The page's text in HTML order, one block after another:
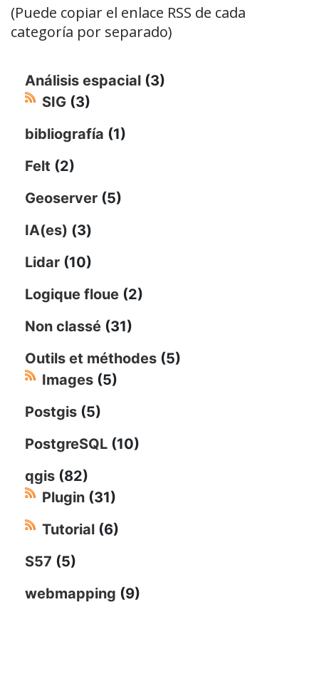
(Puede copiar el enlace RSS de cada
categoría por separado)
Análisis espacial (3)
SIG (3)
bibliografía (1)
Felt (2)
Geoserver (5)
IA(es) (3)
Lidar (10)
Logique floue (2)
Non classé (31)
Outils et méthodes (5)
Images (5)
Postgis (5)
PostgreSQL (10)
qgis (82)
Plugin (31)
Tutorial (6)
S57 (5)
webmapping (9)